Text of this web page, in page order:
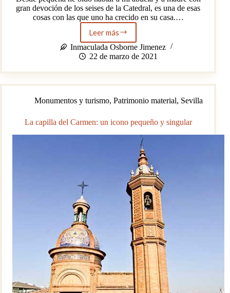
gran devoción de los seises de la Catedral, es una de esas
cosas con las que uno ha crecido en su casa.…
Leer más
La
fotógrafa
de
Seises
Inmaculada Osborne Jimenez
22 de marzo de 2021
Monumentos y turismo, Patrimonio material, Sevilla
La capilla del Carmen: un icono pequeño y singular